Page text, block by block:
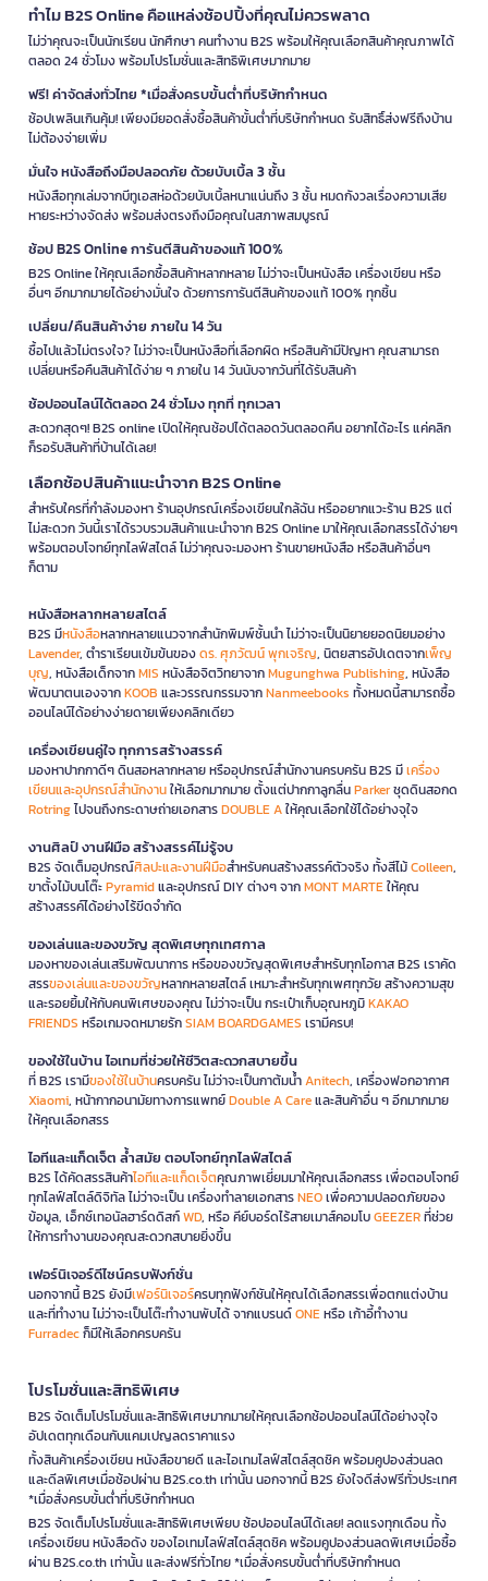
ทำไม B2S Online คือแหล่งช้อปปิ้งที่คุณไม่ควรพลาด
ไม่ว่าคุณจะเป็นนักเรียน นักศึกษา คนทำงาน B2S พร้อมให้คุณเลือกสินค้าคุณภาพได้
ตลอด 24 ชั่วโมง พร้อมโปรโมชั่นและสิทธิพิเศษมากมาย
ฟรี! ค่าจัดส่งทั่วไทย *เมื่อสั่งครบขั้นต่ำที่บริษัทกำหนด
ช้อปเพลินเกินคุ้ม! เพียงมียอดสั่งซื้อสินค้าขั้นต่ำที่บริษัทกำหนด รับสิทธิ์ส่งฟรีถึงบ้าน
ไม่ต้องจ่ายเพิ่ม
มั่นใจ หนังสือถึงมือปลอดภัย ด้วยบับเบิ้ล 3 ชั้น
หนังสือทุกเล่มจากบีทูเอสห่อด้วยบับเบิ้ลหนาแน่นถึง 3 ชั้น หมดกังวลเรื่องความเสีย
หายระหว่างจัดส่ง พร้อมส่งตรงถึงมือคุณในสภาพสมบูรณ์
ช้อป B2S Online การันตีสินค้าของแท้ 100%
B2S Online ให้คุณเลือกซื้อสินค้าหลากหลาย ไม่ว่าจะเป็นหนังสือ เครื่องเขียน หรือ
อื่นๆ อีกมากมายได้อย่างมั่นใจ ด้วยการการันตีสินค้าของแท้ 100% ทุกชิ้น
เปลี่ยน/คืนสินค้าง่าย ภายใน 14 วัน
ซื้อไปแล้วไม่ตรงใจ? ไม่ว่าจะเป็นหนังสือที่เลือกผิด หรือสินค้ามีปัญหา คุณสามารถ
เปลี่ยนหรือคืนสินค้าได้ง่าย ๆ ภายใน 14 วันนับจากวันที่ได้รับสินค้า
ช้อปออนไลน์ได้ตลอด 24 ชั่วโมง ทุกที่ ทุกเวลา
สะดวกสุดๆ! B2S online เปิดให้คุณช้อปได้ตลอดวันตลอดคืน อยากได้อะไร แค่คลิก
ก็รอรับสินค้าที่บ้านได้เลย!
เลือกช้อปสินค้าแนะนำจาก B2S Online
สำหรับใครที่กำลังมองหา ร้านอุปกรณ์เครื่องเขียนใกล้ฉัน หรืออยากแวะร้าน B2S แต่
ไม่สะดวก วันนี้เราได้รวบรวมสินค้าแนะนำจาก B2S Online มาให้คุณเลือกสรรได้ง่ายๆ
พร้อมตอบโจทย์ทุกไลฟ์สไตล์ ไม่ว่าคุณจะมองหา ร้านขายหนังสือ หรือสินค้าอื่นๆ
ก็ตาม
หนังสือหลากหลายสไตล์
B2S มีหนังสือหลากหลายแนวจากสำนักพิมพ์ชั้นนำ ไม่ว่าจะเป็นนิยายยอดนิยมอย่าง
Lavender, ตำราเรียนเข้มข้นของดร. ศุภวัฒน์ พุกเจริญ, นิตยสารอัปเดตจากเพ็ญ
บุญ, หนังสือเด็กจากMIS หนังสือจิตวิทยาจากMugunghwa Publishing, หนังสือ
พัฒนาตนเองจากKOOB และวรรณกรรมจากNanmeebooks ทั้งหมดนี้สามารถซื้อ
ออนไลน์ได้อย่างง่ายดายเพียงคลิกเดียว
เครื่องเขียนคู่ใจ ทุกการสร้างสรรค์
มองหาปากกาดีๆ ดินสอหลากหลาย หรืออุปกรณ์สำนักงานครบครัน B2S มีเครื่อง
เขียนและอุปกรณ์สำนักงานให้เลือกมากมาย ตั้งแต่ปากกาลูกลื่นParkerชุดดินสอกด
Rotringไปจนถึงกระดาษถ่ายเอกสารDOUBLE Aให้คุณเลือกใช้ได้อย่างจุใจ
งานศิลป์ งานฝีมือ สร้างสรรค์ไม่รู้จบ
B2S จัดเต็มอุปกรณ์ศิลปะและงานฝีมือสำหรับคนสร้างสรรค์ตัวจริง ทั้งสีไม้Colleen,
ขาตั้งไม้บนโต๊ะPyramidและอุปกรณ์ DIY ต่างๆ จากMONT MARTEให้คุณ
สร้างสรรค์ได้อย่างไร้ขีดจำกัด
ของเล่นและของขวัญ สุดพิเศษทุกเทศกาล
มองหาของเล่นเสริมพัฒนาการ หรือของขวัญสุดพิเศษสำหรับทุกโอกาส B2S เราคัด
สรรของเล่นและของขวัญหลากหลายสไตล์ เหมาะสำหรับทุกเพศทุกวัย สร้างความสุข
และรอยยิ้มให้กับคนพิเศษของคุณ ไม่ว่าจะเป็น กระเป๋าเก็บอุณหภูมิKAKAO
FRIENDS หรือเกมจดหมายรักSIAM BOARDGAMES เรามีครบ!
ของใช้ในบ้าน ไอเทมที่ช่วยให้ชีวิตสะดวกสบายขึ้น
ที่ B2S เรามีของใช้ในบ้านครบครัน ไม่ว่าจะเป็นกาต้มน้ำAnitech, เครื่องฟอกอากาศ
Xiaomi, หน้ากากอนามัยทางการแพทย์Double A Careและสินค้าอื่น ๆ อีกมากมาย
ให้คุณเลือกสรร
ไอทีและแก็ดเจ็ต ล้ำสมัย ตอบโจทย์ทุกไลฟ์สไตล์
B2S ได้คัดสรรสินค้าไอทีและแก็ดเจ็ตคุณภาพเยี่ยมมาให้คุณเลือกสรร เพื่อตอบโจทย์
ทุกไลฟ์สไตล์ดิจิทัล ไม่ว่าจะเป็น เครื่องทำลายเอกสารNEOเพื่อความปลอดภัยของ
ข้อมูล, เอ็กซ์เทอนัลฮาร์ดดิสก์WD, หรือ คีย์บอร์ดไร้สายเมาส์คอมโบGEEZERที่ช่วย
ให้การทำงานของคุณสะดวกสบายยิ่งขึ้น
เฟอร์นิเจอร์ดีไซน์ครบฟังก์ชั่น
นอกจากนี้ B2S ยังมีเฟอร์นิเจอร์ครบทุกฟังก์ชันให้คุณได้เลือกสรรเพื่อตกแต่งบ้าน
และที่ทำงาน ไม่ว่าจะเป็นโต๊ะทำงานพับได้ จากแบรนด์ONEหรือ เก้าอี้ทำงาน
Furradecก็มีให้เลือกครบครัน
โปรโมชั่นและสิทธิพิเศษ
B2S จัดเต็มโปรโมชั่นและสิทธิพิเศษมากมายให้คุณเลือกช้อปออนไลน์ได้อย่างจุใจ
อัปเดตทุกเดือนกับแคมเปญลดราคาแรง
ทั้งสินค้าเครื่องเขียน หนังสือขายดี และไอเทมไลฟ์สไตล์สุดชิค พร้อมคูปองส่วนลด
และดีลพิเศษเมื่อช้อปผ่าน B2S.co.th เท่านั้น นอกจากนี้ B2S ยังใจดีส่งฟรีทั่วประเทศ
*เมื่อสั่งครบขั้นต่ำที่บริษัทกำหนด
B2S จัดเต็มโปรโมชั่นและสิทธิพิเศษเพียบ ช้อปออนไลน์ได้เลย! ลดแรงทุกเดือน ทั้ง
เครื่องเขียน หนังสือดัง ของไอเทมไลฟ์สไตล์สุดชิค พร้อมคูปองส่วนลดพิเศษเมื่อซื้อ
ผ่าน B2S.co.th เท่านั้น และส่งฟรีทั่วไทย *เมื่อสั่งครบขั้นต่ำที่บริษัทกำหนด